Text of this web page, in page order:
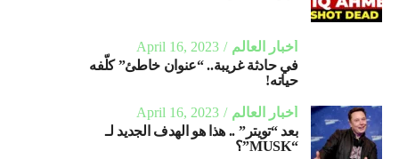
أخبار العالم
April 16, 2023
في حادثة غريبة.. “عنوان خاطئ” كلّفه
حياته!
أخبار العالم
April 16, 2023
بعد “تويتر” .. هذا هو الهدف الجديد لـ
“MUSK”؟